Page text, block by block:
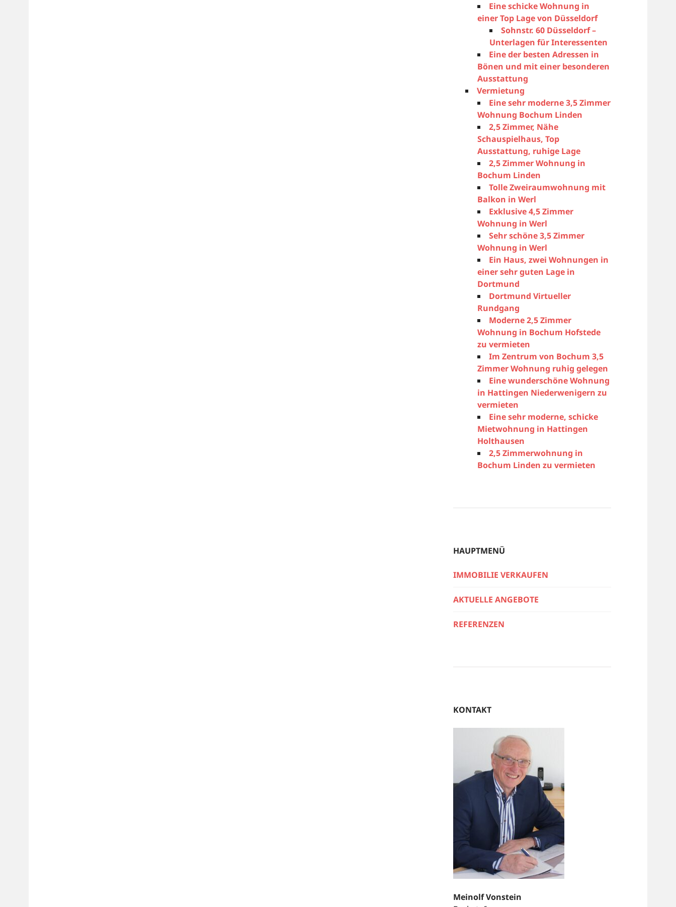
Eine schicke Wohnung in
einer Top Lage von Düsseldorf
Sohnstr. 60 Düsseldorf –
Unterlagen für Interessenten
Eine der besten Adressen in
Bönen und mit einer besonderen
Ausstattung
Vermietung
Eine sehr moderne 3,5 Zimmer
Wohnung Bochum Linden
2,5 Zimmer, Nähe
Schauspielhaus, Top
Ausstattung, ruhige Lage
2,5 Zimmer Wohnung in
Bochum Linden
Tolle Zweiraumwohnung mit
Balkon in Werl
Exklusive 4,5 Zimmer
Wohnung in Werl
Sehr schöne 3,5 Zimmer
Wohnung in Werl
Ein Haus, zwei Wohnungen in
einer sehr guten Lage in
Dortmund
Dortmund Virtueller
Rundgang
Moderne 2,5 Zimmer
Wohnung in Bochum Hofstede
zu vermieten
Im Zentrum von Bochum 3,5
Zimmer Wohnung ruhig gelegen
Eine wunderschöne Wohnung
in Hattingen Niederwenigern zu
vermieten
Eine sehr moderne, schicke
Mietwohnung in Hattingen
Holthausen
2,5 Zimmerwohnung in
Bochum Linden zu vermieten
HAUPTMENÜ
IMMOBILIE VERKAUFEN
AKTUELLE ANGEBOTE
REFERENZEN
KONTAKT
Meinolf Vonstein